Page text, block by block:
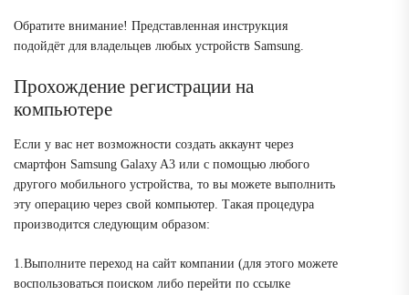
Обратите внимание! Представленная инструкция
подойдёт для владельцев любых устройств Samsung.
Прохождение регистрации на
компьютере
Если у вас нет возможности создать аккаунт через
смартфон Samsung Galaxy A3 или с помощью любого
другого мобильного устройства, то вы можете выполнить
эту операцию через свой компьютер. Такая процедура
производится следующим образом:
1.Выполните переход на сайт компании (для этого можете
воспользоваться поиском либо перейти по ссылке